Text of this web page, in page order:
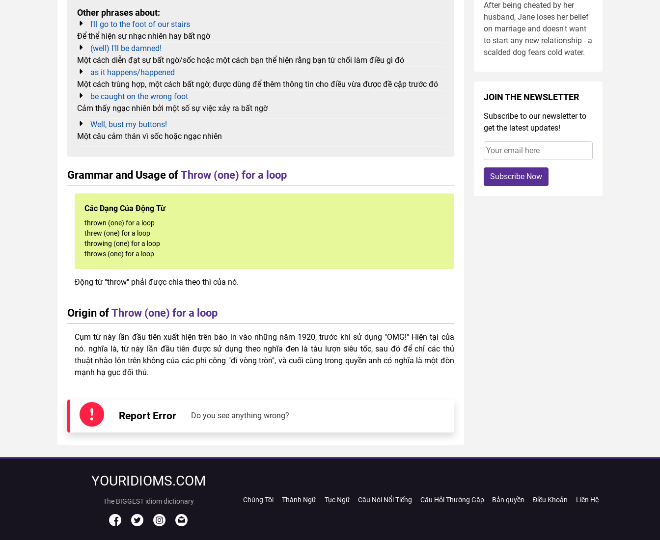
Other phrases about:
I'll go to the foot of our stairs
Để thể hiện sự nhạc nhiên hay bất ngờ
(well) I'll be damned!
Một cách diễn đạt sự bất ngờ/sốc hoặc một cách bạn thể hiện rằng bạn từ chối làm điều gì đó
as it happens/happened
Một cách trùng hợp, một cách bất ngờ; được dùng để thêm thông tin cho điều vừa được đề cập trước đó
be caught on the wrong foot
Cảm thấy ngạc nhiên bởi một số sự việc xảy ra bất ngờ
Well, bust my buttons!
Một câu cảm thán vì sốc hoặc ngạc nhiên
Grammar and Usage ofThrow (one) for a loop
Các Dạng Của Động Từ
thrown (one) for a loop
threw (one) for a loop
throwing (one) for a loop
throws (one) for a loop
Động từ "throw" phải được chia theo thì của nó.
Origin ofThrow (one) for a loop
Cụm từ này lần đầu tiên xuất hiện trên báo in vào những năm 1920, trước khi sử dụng "OMG!" Hiện tại của
nó. nghĩa là, từ này lần đầu tiên được sử dụng theo nghĩa đen là tàu lượn siêu tốc, sau đó để chỉ các thủ
thuật nhào lộn trên không của các phi công "đi vòng tròn", và cuối cùng trong quyền anh có nghĩa là một đòn
mạnh hạ gục đối thủ.
Report Error Do you see anything wrong?
After being cheated by her
husband, Jane loses her belief
on marriage and doesn't want
to start any new relationship - a
scalded dog fears cold water.
JOIN THE NEWSLETTER
Subscribe to our newsletter to
get the latest updates!
Subscribe Now
YOURIDIOMS.COM
The BIGGEST idiom dictionary Chúng Tôi Thành Ngữ Tục Ngữ Câu Nói Nổi Tiếng Câu Hỏi Thường Gặp Bản quyền Điều Khoản Liên Hệ